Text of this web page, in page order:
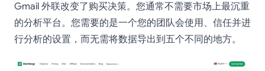
Gmail 外联改变了购买决策。您通常不需要市场上最沉重
的分析平台。您需要的是一个您的团队会使用、信任并进
行分析的设置，而无需将数据导出到五个不同的地方。